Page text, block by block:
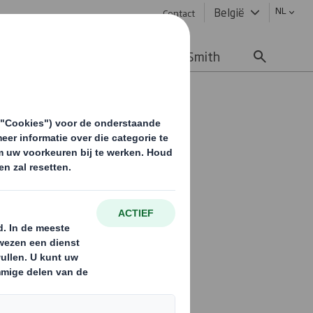
Contact België NL
Werken bij DS Smith